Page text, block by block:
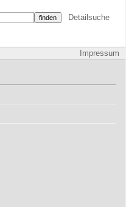
Detailsuche
Impressum